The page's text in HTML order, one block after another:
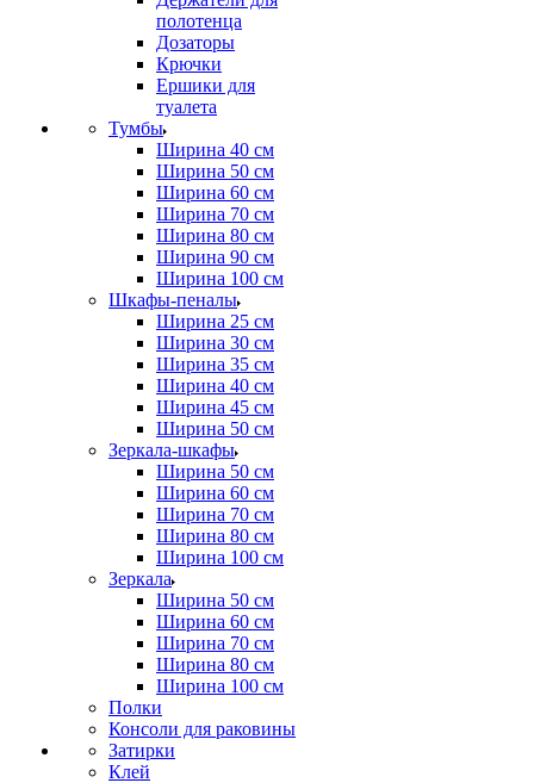
полотенца
Дозаторы
Крючки
Ершики для
туалета
Тумбы
Ширина 40 см
Ширина 50 см
Ширина 60 см
Ширина 70 см
Ширина 80 см
Ширина 90 см
Ширина 100 см
Шкафы-пеналы
Ширина 25 см
Ширина 30 см
Ширина 35 см
Ширина 40 см
Ширина 45 см
Ширина 50 см
Зеркала-шкафы
Ширина 50 см
Ширина 60 см
Ширина 70 см
Ширина 80 см
Ширина 100 см
Зеркала
Ширина 50 см
Ширина 60 см
Ширина 70 см
Ширина 80 см
Ширина 100 см
Полки
Консоли для раковины
Затирки
Клей